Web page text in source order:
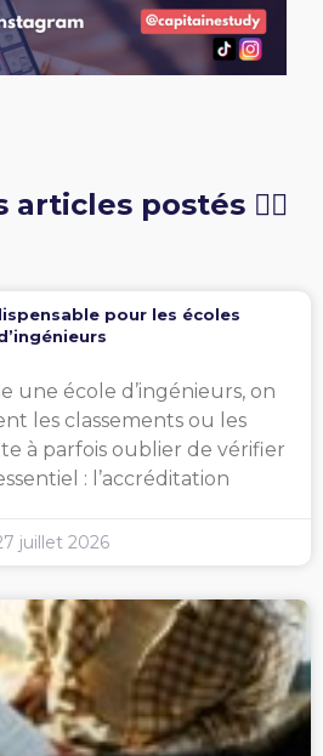
postés 👇🏻
pour les écoles
une école d’ingénieurs, on
les classements ou les
à parfois oublier de vérifier
: l’accréditation
juillet 2026